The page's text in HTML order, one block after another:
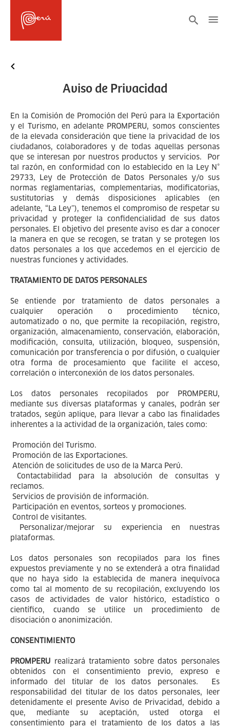
Aviso de Privacidad
En la Comisión de Promoción del Perú para la Exportación
y el Turismo, en adelante PROMPERU, somos conscientes
de la elevada consideración que tiene la privacidad de los
ciudadanos, colaboradores y de todas aquellas personas
que se interesan por nuestros productos y servicios. Por
tal razón, en conformidad con lo establecido en la Ley N°
29733, Ley de Protección de Datos Personales y/o sus
normas reglamentarias, complementarias, modificatorias,
sustitutorias y demás disposiciones aplicables (en
adelante, “La Ley”), tenemos el compromiso de respetar su
privacidad y proteger la confidencialidad de sus datos
personales. El objetivo del presente aviso es dar a conocer
la manera en que se recogen, se tratan y se protegen los
datos personales a los que accedemos en el ejercicio de
nuestras funciones y actividades.
TRATAMIENTO DE DATOS PERSONALES
Se entiende por tratamiento de datos personales a
cualquier operación o procedimiento técnico,
automatizado o no, que permite la recopilación, registro,
organización, almacenamiento, conservación, elaboración,
modificación, consulta, utilización, bloqueo, suspensión,
comunicación por transferencia o por difusión, o cualquier
otra forma de procesamiento que facilite el acceso,
correlación o interconexión de los datos personales.
Los datos personales recopilados por PROMPERU,
mediante sus diversas plataformas y canales, podrán ser
tratados, según aplique, para llevar a cabo las finalidades
inherentes a la actividad de la organización, tales como:
Promoción del Turismo.
Promoción de las Exportaciones.
Atención de solicitudes de uso de la Marca Perú.
Contactabilidad para la absolución de consultas y
reclamos.
Servicios de provisión de información.
Participación en eventos, sorteos y promociones.
Control de visitantes.
Personalizar/mejorar su experiencia en nuestras
plataformas.
Los datos personales son recopilados para los fines
expuestos previamente y no se extenderá a otra finalidad
que no haya sido la establecida de manera inequívoca
como tal al momento de su recopilación, excluyendo los
casos de actividades de valor histórico, estadístico o
científico, cuando se utilice un procedimiento de
disociación o anonimización.
CONSENTIMIENTO
PROMPERU realizará tratamiento sobre datos personales
obtenidos con el consentimiento previo, expreso e
informado del titular de los datos personales. Es
responsabilidad del titular de los datos personales, leer
detenidamente el presente Aviso de Privacidad, debido a
que, mediante su aceptación, usted otorga el
consentimiento para el tratamiento de los datos a las